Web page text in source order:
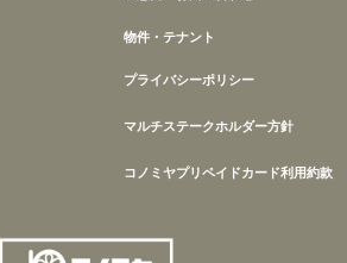
物件・テナント
プライバシーポリシー
マルチステークホルダー方針
コノミヤプリペイドカード利用約款